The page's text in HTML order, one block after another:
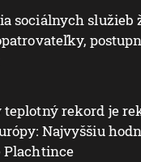
sociálnych služieb
teplotný rekord je
Najvyššiu
Plachtince